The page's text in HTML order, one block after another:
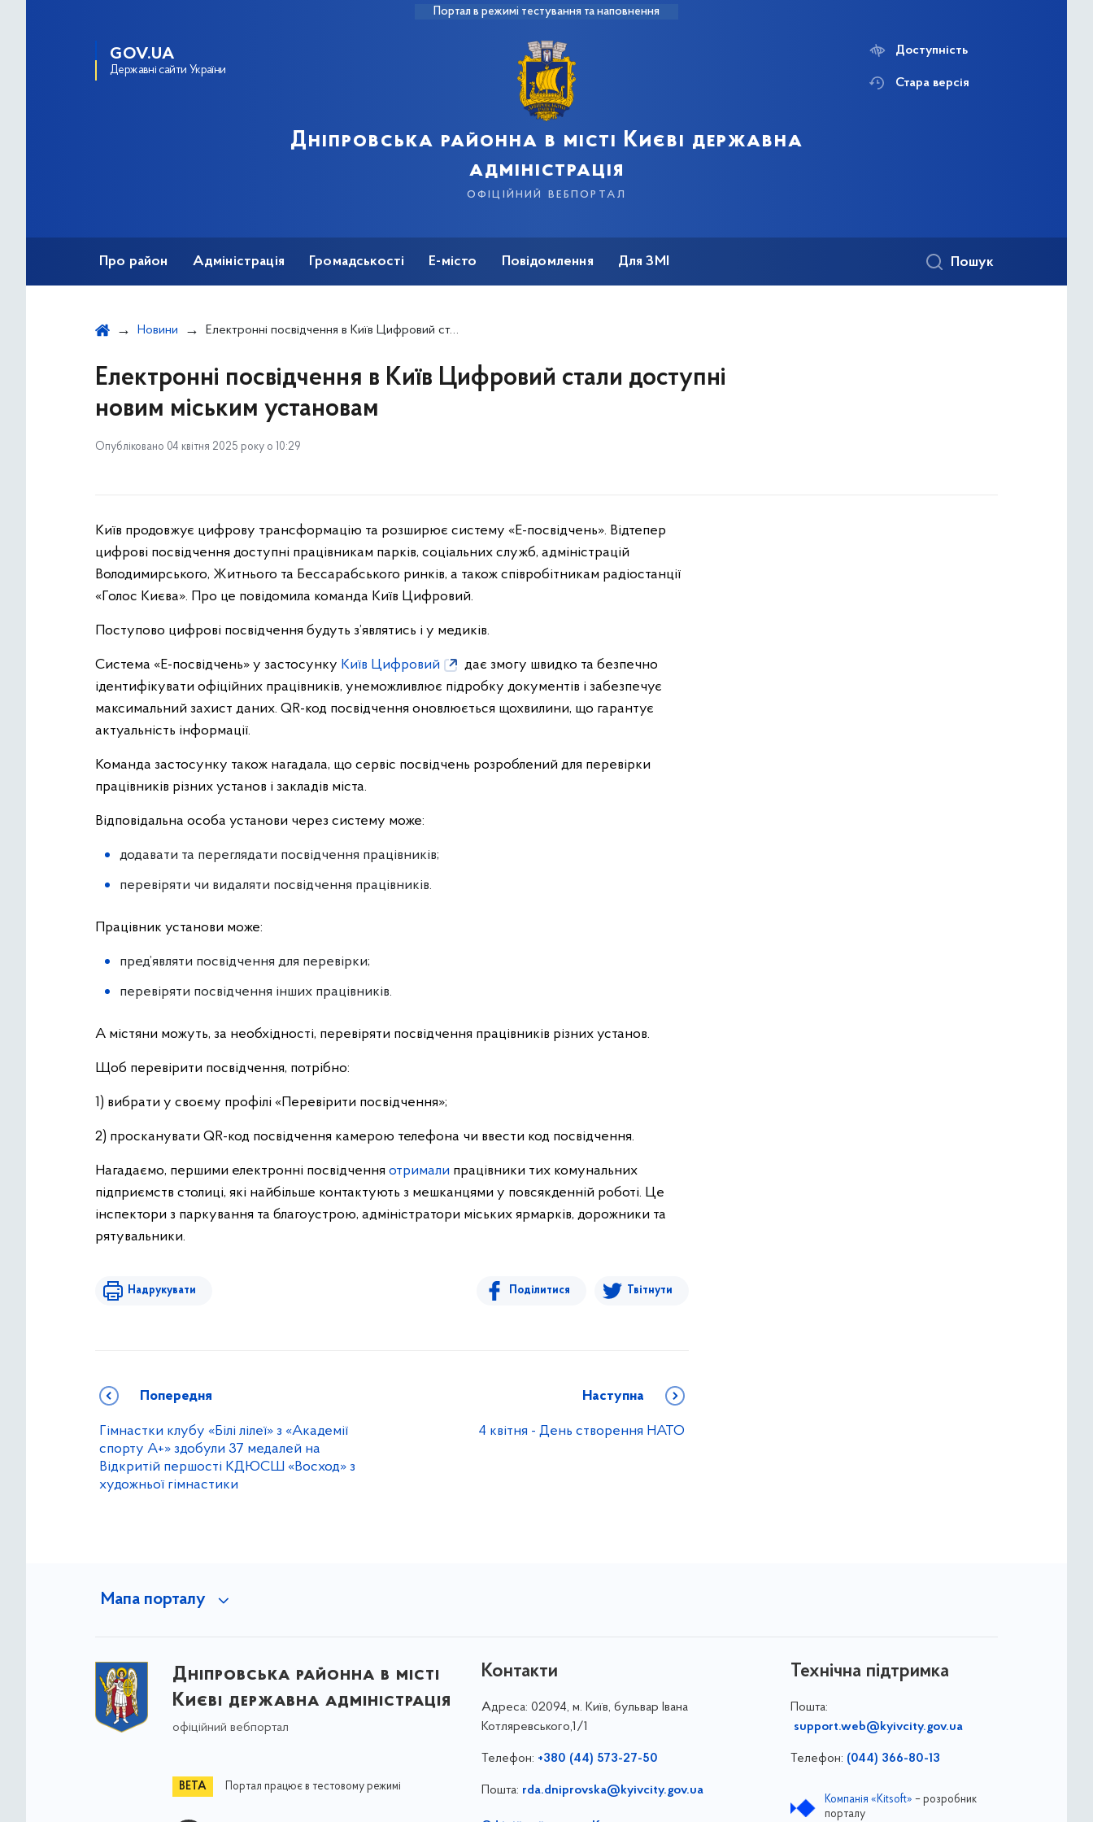
Портал в режимі тестування та наповнення
GOV.UA
Державні сайти України
Дніпровська районна в місті Києві державна
адміністрація
офіційний вебпортал
Доступність
Стара версія
Про район Адміністрація Громадськості Е-місто Повідомлення Для ЗМІ Пошук
Новини Електронні посвідчення в Київ Цифровий стали доступні новим міським установам
Електронні посвідчення в Київ Цифровий стали доступні
новим міським установам
Опубліковано 04 квітня 2025 року о 10:29
Київ продовжує цифрову трансформацію та розширює систему «Е-посвідчень». Відтепер
цифрові посвідчення доступні працівникам парків, соціальних служб, адміністрацій
Володимирського, Житнього та Бессарабського ринків, а також співробітникам радіостанції
«Голос Києва». Про це повідомила команда Київ Цифровий.
Поступово цифрові посвідчення будуть з’являтись і у медиків.
Система «Е-посвідчень» у застосунку Київ Цифровий
дає змогу швидко та безпечно
ідентифікувати офіційних працівників, унеможливлює підробку документів і забезпечує
максимальний захист даних. QR-код посвідчення оновлюється щохвилини, що гарантує
актуальність інформації.
Команда застосунку також нагадала, що сервіс посвідчень розроблений для перевірки
працівників різних установ і закладів міста.
Відповідальна особа установи через систему може:
додавати та переглядати посвідчення працівників;
перевіряти чи видаляти посвідчення працівників.
Працівник установи може:
пред’являти посвідчення для перевірки;
перевіряти посвідчення інших працівників.
А містяни можуть, за необхідності, перевіряти посвідчення працівників різних установ.
Щоб перевірити посвідчення, потрібно:
1) вибрати у своєму профілі «Перевірити посвідчення»;
2) просканувати QR-код посвідчення камерою телефона чи ввести код посвідчення.
Нагадаємо, першими електронні посвідчення отримали працівники тих комунальних
підприємств столиці, які найбільше контактують з мешканцями у повсякденній роботі. Це
інспектори з паркування та благоустрою, адміністратори міських ярмарків, дорожники та
рятувальники.
Надрукувати Поділитися Твітнути
Попередня
Гімнастки клубу «Білі лілеї» з «Академії
спорту А+» здобули 37 медалей на
Відкритій першості КДЮСШ «Восход» з
художньої гімнастики
Наступна
4 квітня - День створення НАТО
Мапа порталу
Дніпровська районна в місті
Києві державна адміністрація
офіційний вебпортал
Портал працює в тестовому режимі
Контакти
Адреса: 02094, м. Київ, бульвар Івана
Котляревського,1/1
Телефон: +380 (44) 573-27-50
Пошта: rda.dniprovska@kyivcity.gov.ua
Технічна підтримка
Пошта:
support.web@kyivcity.gov.ua
Телефон: (044) 366-80-13
Компанія «Kitsoft» – розробник
порталу